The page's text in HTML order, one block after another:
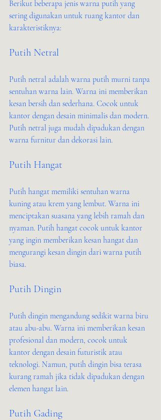
Berikut beberapa jenis warna putih yang
sering digunakan untuk ruang kantor dan
karakteristiknya:
Putih Netral
Putih netral adalah warna putih murni tanpa
sentuhan warna lain. Warna ini memberikan
kesan bersih dan sederhana. Cocok untuk
kantor dengan desain minimalis dan modern.
Putih netral juga mudah dipadukan dengan
warna furnitur dan dekorasi lain.
Putih Hangat
Putih hangat memiliki sentuhan warna
kuning atau krem yang lembut. Warna ini
menciptakan suasana yang lebih ramah dan
nyaman. Putih hangat cocok untuk kantor
yang ingin memberikan kesan hangat dan
mengurangi kesan dingin dari warna putih
biasa.
Putih Dingin
Putih dingin mengandung sedikit warna biru
atau abu-abu. Warna ini memberikan kesan
profesional dan modern, cocok untuk
kantor dengan desain futuristik atau
teknologi. Namun, putih dingin bisa terasa
kurang ramah jika tidak dipadukan dengan
elemen hangat lain.
Putih Gading